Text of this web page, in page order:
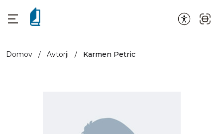
Domov / Avtorji / Karmen Petric